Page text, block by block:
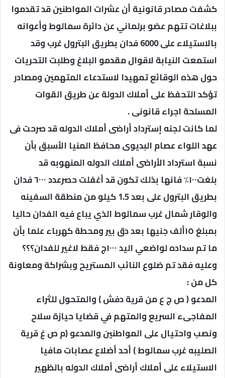
كشفت مصادر قانونية أن عشرات المواطنين قد تقدموا
ببلاغات تتهم عضو برلماني عن دائرة سمالوط وأعوانه
بالاستيلاء على 6000 فدان بطريق البترول غرب وقد
استمعت النيابة لاقوال مقدمو البلاغ وطلبت التحريات
حول هذه الوقائع تمهيدا لاستدعاء المتهمين ومصادر
تؤكد التحفظ على أملاك الدولة عن طريق القوات
المسلحة اجراء قانونى .
لما كانت لجنه إسترداد أراضى أملاك الدوله قد صرحت فى
عهد اللواء عصام البديوى محافظ المنيا الأسبق بأن
نسبة استرداد الأراضى أملاك الدوله المنهوبه قد
بلغت١٠٠٪ فانها بذلك تكون قد أغفلت حصرعدد ٦٠٠٠ فدان
بطريق البترول على بعد 1.5 كيلو من منطقة السفينه
والوقار شمال غرب سمالوط الذي يباع فيه الفدان حاليا
بمبلغ ١٥ألف جنيها بعد دق بير ومحطة كهرباء علما بأن
ما تم سداده لواضعي اليد ١٠٠٠ج فقط لاغير للفدان؟؟؟
وعليه فقد تم ضلوع النائب المستريح وبشراكة ومعاونة
كل من :
المدعو ( ص ج ع من قرية دفش ) والمتحول للثراء
المفاجىء السريع والمتهم في قضايا حيازة سلاح
ونصب واحتيال على المواطنين والمدعو (م ص غ قرية
الصليبه غرب سمالوط ) أحد أضلاع عصابات مافيا
الاستيلاء على أملاك أراضى أملاك الدوله بالظهير